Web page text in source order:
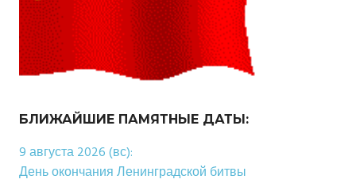
БЛИЖАЙШИЕ ПАМЯТНЫЕ ДАТЫ:
9 августа 2026 (вс):
День окончания Ленинградской битвы